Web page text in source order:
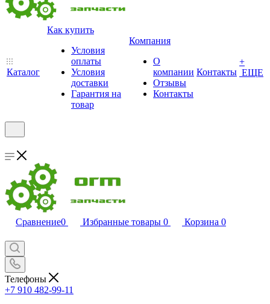
Каталог
Как купить
Условия
оплаты
Условия
доставки
Гарантия на
товар
Компания
О
компании
Отзывы
Контакты
Контакты
+
ЕЩЕ
Сравнение0 Избранные товары 0 Корзина 0
Телефоны
+7 910 482-99-11